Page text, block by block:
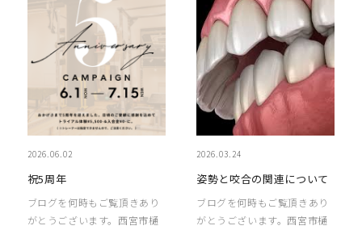
2026.06.02
祝5周年
ブログを何時もご覧頂きあり
がとうございます。西宮市樋
2026.03.24
姿勢と咬合の関連について
ブログを何時もご覧頂きあり
がとうございます。西宮市樋